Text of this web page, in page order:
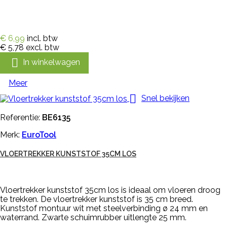
€ 6,99 incl. btw
€ 5,78 excl. btw
 In winkelwagen
Meer
 Snel bekijken
Referentie: BE6135
Merk: EuroTool
VLOERTREKKER KUNSTSTOF 35CM LOS
Vloertrekker kunststof 35cm los is ideaal om vloeren droog
te trekken. De vloertrekker kunststof is 35 cm breed.
Kunststof montuur wit met steelverbinding ø 24 mm en
waterrand. Zwarte schuimrubber uitlengte 25 mm.